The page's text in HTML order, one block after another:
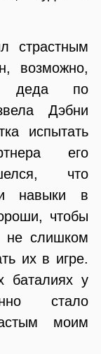
страстным
возможно,
деда по
Дэбни
испытать
его
что
навыки в
чтобы
не слишком
их в игре.
баталиях у
стало
моим